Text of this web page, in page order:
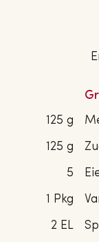
125 g
125 g
5
1 Pkg
2 EL